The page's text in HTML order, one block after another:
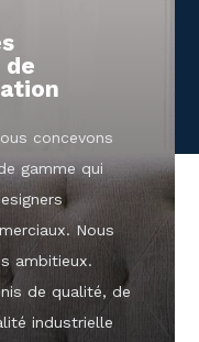
de
concevons
gamme qui
Nous
ambitieux.
de qualité, de
industrielle